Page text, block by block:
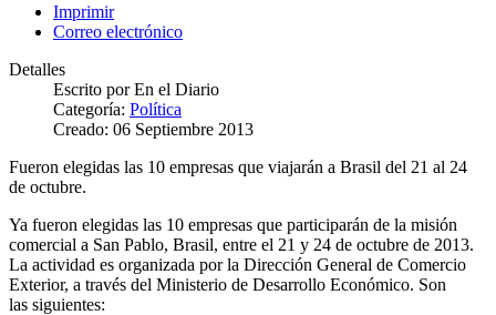
Imprimir
Correo electrónico
Detalles
Escrito porEn el Diario
Categoría: Política
Creado: 06 Septiembre 2013
Fueron elegidas las 10 empresas que viajarán a Brasil del 21 al 24
de octubre.
Ya fueron elegidas las 10 empresas que participarán de la misión
comercial a San Pablo, Brasil, entre el 21 y 24 de octubre de 2013.
La actividad es organizada por la Dirección General de Comercio
Exterior, a través del Ministerio de Desarrollo Económico. Son
las siguientes: